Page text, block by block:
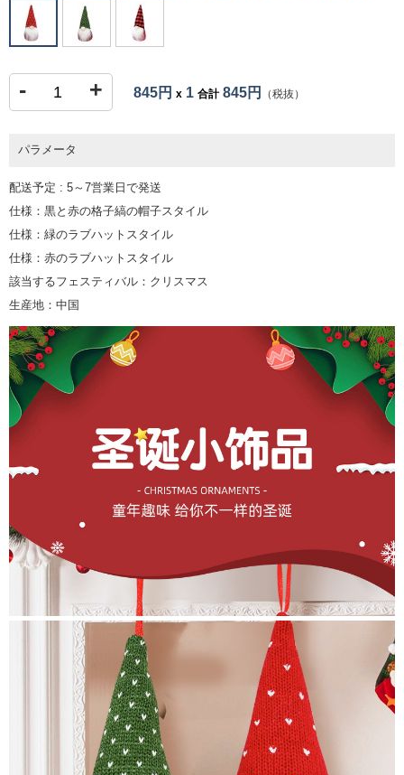
- + 845円 x 1 合計845円 （税抜）
パラメータ
配送予定 : 5～7営業日で発送
仕様：黒と赤の格子縞の帽子スタイル
仕様：緑のラブハットスタイル
仕様：赤のラブハットスタイル
該当するフェスティバル：クリスマス
生産地：中国